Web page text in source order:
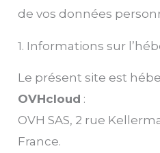
de vos données
1. Informations sur
Le présent site est
OVHcloud :
OVH SAS, 2 rue
France.